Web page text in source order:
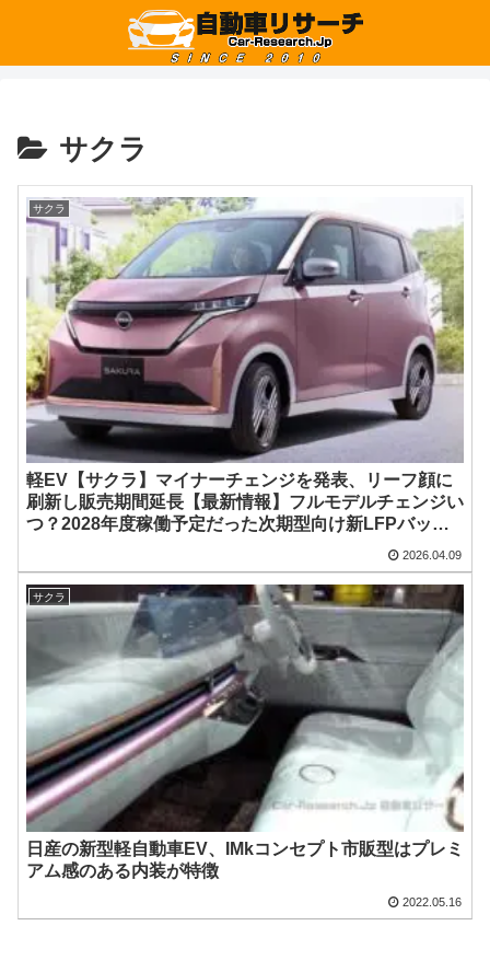
サクラ
サクラ
軽EV【サクラ】マイナーチェンジを発表、リーフ顔に
刷新し販売期間延長【最新情報】フルモデルチェンジい
つ？2028年度稼働予定だった次期型向け新LFPバッテ
リー工場の建設中止、リン酸鉄リチウムイオン電池で低
価格化し日産九州での生産計画は白紙？
2026.04.09
サクラ
日産の新型軽自動車EV、IMkコンセプト市販型はプレミ
アム感のある内装が特徴
2022.05.16